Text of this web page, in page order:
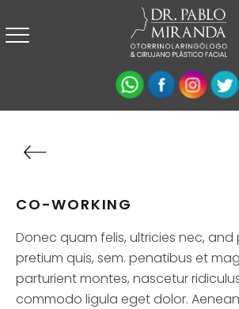
CO-WORKING
Donec quam felis, ultricies nec, and
pretium quis, sem. penatibus et
parturient montes, nascetur
commodo ligula eget dolor.